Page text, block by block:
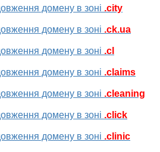
домену в зоні .city
домену в зоні .ck.ua
домену в зоні .cl
домену в зоні .claims
домену в зоні .cleaning
домену в зоні .click
домену в зоні .clinic